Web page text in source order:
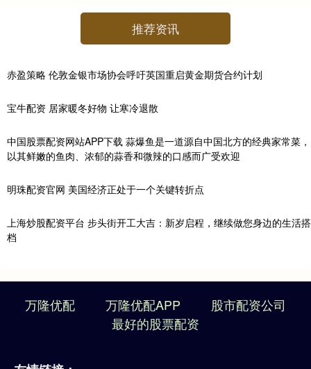
推荐资讯
赤盈策略 伦敦金银市场协会呼吁英国重启黄金期货合约计划
宝牛配资 居家暖冬好物 让寒冷退散
中国股票配资网站APP下载 蒜爆鱼是一道源自中国北方的经典家常菜，
以其鲜嫩的鱼肉、浓郁的蒜香和微辣的口感而广受欢迎
明珠配资官网 美国经济正处于一个关键转折点
上海炒股配资平台 步头街开工大吉：新岁启程，继续做您身边的生活搭
档
万隆优配 万隆优配APP
股市配资公司
最好的股票配资